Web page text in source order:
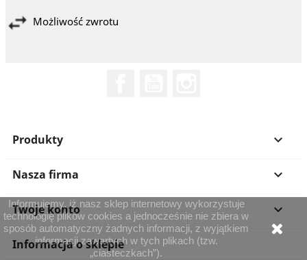
Możliwość zwrotu
Produkty 
Nasza firma 
Twoje konto 
Informacja o sklepie
Informujemy, iż nasz sklep internetowy wykorzystuje
technologię plików cookies a jednocześnie nie zbiera w
sposób automatyczny żadnych informacji, z wyjątkiem
informacji zawartych w tych plikach (tzw.
„ciasteczkach”).